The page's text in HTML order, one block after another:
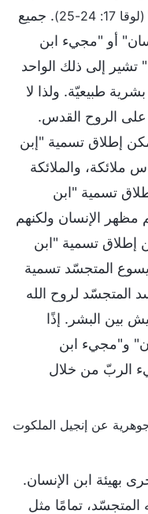
(لوقا 17: 24-25)
. جميع
أو "مجيء ابن
تشير إلى ذلك الواحد
طبيعيّة. ولذا لا
على الروح القدس.
إطلاق تسمية "إبن
ملائكة، والملائكة
تسمية "ابن
مظهر الإنسان ولكنهم
إطلاق تسمية "ابن
المتجسّد تسمية
المتجسّد لروح الله
بين البشر. إذًا
و"مجيء ابن
الربّ من خلال
عن إنجيل الملكوت
بهيئة ابن الإنسان.
تمامًا مثل